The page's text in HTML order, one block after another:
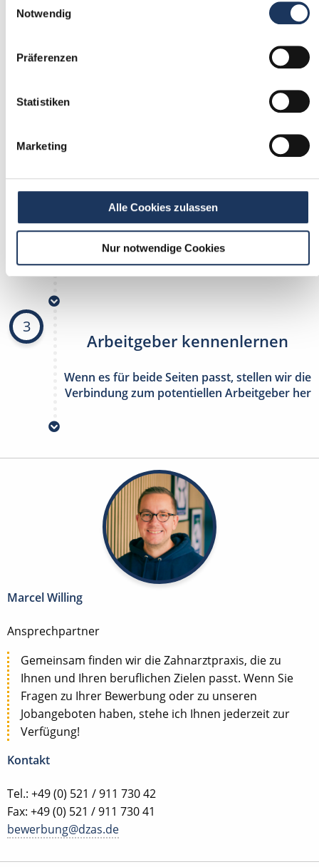
Notwendig
Präferenzen
Statistiken
Marketing
Alle Cookies zulassen
Nur notwendige Cookies
1
2
Passende Stellenangebote
erhalten
stetig neue Stellenangebote erhalten
ohne selbst zu suchen
3
Arbeitgeber kennenlernen
Wenn es für beide Seiten passt, stellen wir die
Verbindung zum potentiellen Arbeitgeber her
Marcel Willing
Ansprechpartner
Gemeinsam finden wir die Zahnarztpraxis, die zu
Ihnen und Ihren beruflichen Zielen passt. Wenn Sie
Fragen zu Ihrer Bewerbung oder zu unseren
Jobangeboten haben, stehe ich Ihnen jederzeit zur
Verfügung!
Kontakt
Tel.: +49 (0) 521 / 911 730 42
Fax: +49 (0) 521 / 911 730 41
bewerbung@dzas.de